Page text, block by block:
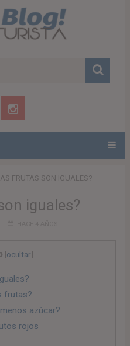
FRUTAS SON IGUALES?
iguales?
[ocultar
frutas?
azúcar?
rojos